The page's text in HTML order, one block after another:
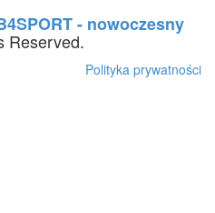
- nowoczesny
Reserved.
Polityka prywatności